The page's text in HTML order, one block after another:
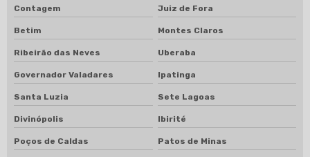
Contagem Juiz de Fora
Betim Montes Claros
Ribeirão das Neves Uberaba
Governador Valadares Ipatinga
Santa Luzia Sete Lagoas
Divinópolis Ibirité
Poços de Caldas Patos de Minas